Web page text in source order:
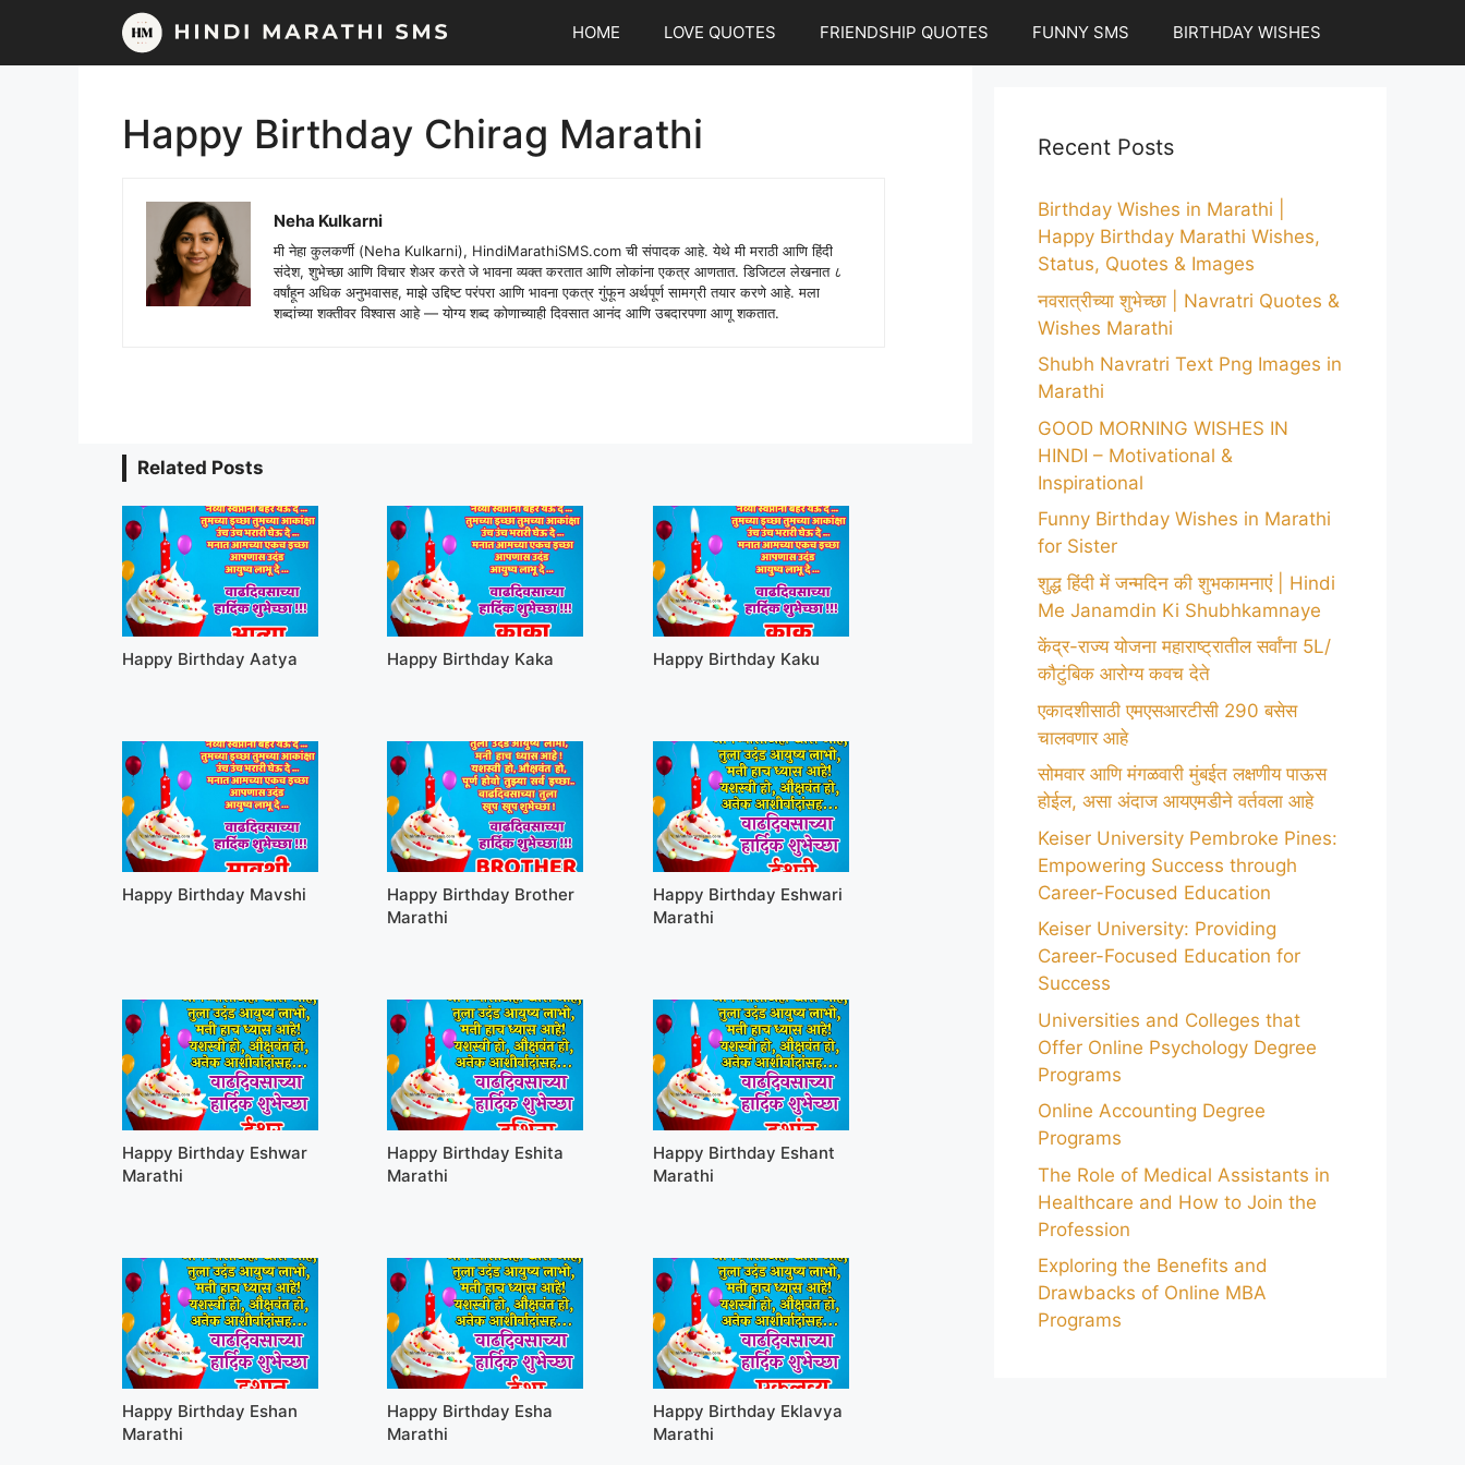
content
HOME LOVE QUOTES FRIENDSHIP QUOTES FUNNY SMS BIRTHDAY WISHES
Happy Birthday Chirag Marathi
Neha Kulkarni
मी नेहा कुलकर्णी (Neha Kulkarni), HindiMarathiSMS.com ची संपादक आहे. येथे मी मराठी आणि हिंदी
संदेश, शुभेच्छा आणि विचार शेअर करते जे भावना व्यक्त करतात आणि लोकांना एकत्र आणतात. डिजिटल लेखनात ८
वर्षांहून अधिक अनुभवासह, माझे उद्दिष्ट परंपरा आणि भावना एकत्र गुंफून अर्थपूर्ण सामग्री तयार करणे आहे. मला
शब्दांच्या शक्तीवर विश्वास आहे — योग्य शब्द कोणाच्याही दिवसात आनंद आणि उबदारपणा आणू शकतात.
Related Posts
Happy Birthday Aatya Happy Birthday Kaka Happy Birthday Kaku
Happy Birthday Mavshi
Happy Birthday Brother
Marathi
Happy Birthday Eshwari
Marathi
Happy Birthday Eshwar
Marathi
Happy Birthday Eshita
Marathi
Happy Birthday Eshant
Marathi
Happy Birthday Eshan
Marathi
Happy Birthday Esha
Marathi
Happy Birthday Eklavya
Marathi
Recent Posts
Birthday Wishes in Marathi |
Happy Birthday Marathi Wishes,
Status, Quotes & Images
नवरात्रीच्या शुभेच्छा | Navratri Quotes &
Wishes Marathi
Shubh Navratri Text Png Images in
Marathi
GOOD MORNING WISHES IN
HINDI – Motivational &
Inspirational
Funny Birthday Wishes in Marathi
for Sister
शुद्ध हिंदी में जन्मदिन की शुभकामनाएं | Hindi
Me Janamdin Ki Shubhkamnaye
केंद्र-राज्य योजना महाराष्ट्रातील सर्वांना 5L/
कौटुंबिक आरोग्य कवच देते
एकादशीसाठी एमएसआरटीसी 290 बसेस
चालवणार आहे
सोमवार आणि मंगळवारी मुंबईत लक्षणीय पाऊस
होईल, असा अंदाज आयएमडीने वर्तवला आहे
Keiser University Pembroke Pines:
Empowering Success through
Career-Focused Education
Keiser University: Providing
Career-Focused Education for
Success
Universities and Colleges that
Offer Online Psychology Degree
Programs
Online Accounting Degree
Programs
The Role of Medical Assistants in
Healthcare and How to Join the
Profession
Exploring the Benefits and
Drawbacks of Online MBA
Programs